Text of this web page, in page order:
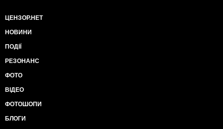
ЦЕНЗОР.НЕТ
НОВИНИ
ПОДІЇ
РЕЗОНАНС
ФОТО
ВІДЕО
ФОТОШОПИ
БЛОГИ